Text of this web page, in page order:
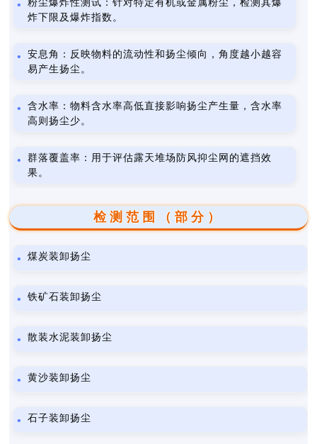
粉尘爆炸性测试：针对特定有机或金属粉尘，检测其爆
炸下限及爆炸指数。
安息角：反映物料的流动性和扬尘倾向，角度越小越容
易产生扬尘。
含水率：物料含水率高低直接影响扬尘产生量，含水率
高则扬尘少。
群落覆盖率：用于评估露天堆场防风抑尘网的遮挡效
果。
检测范围（部分）
煤炭装卸扬尘
铁矿石装卸扬尘
散装水泥装卸扬尘
黄沙装卸扬尘
石子装卸扬尘